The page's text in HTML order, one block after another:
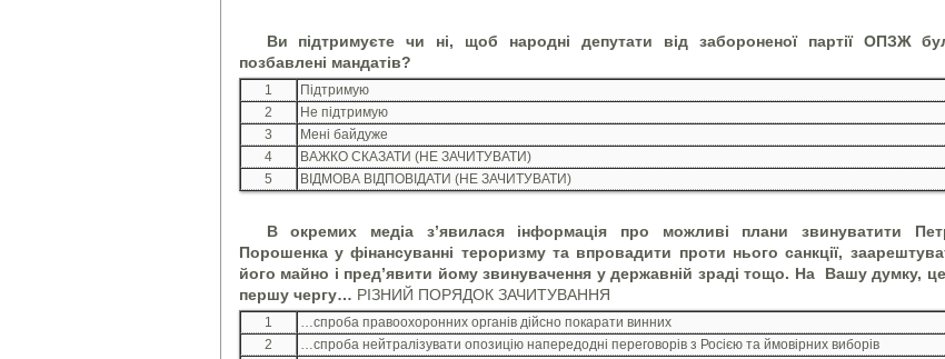
Ви підтримуєте чи ні, щоб народні депутати від забороненої партії ОПЗЖ
позбавлені мандатів?
1
Підтримую
2
Не підтримую
3
Мені байдуже
4
ВАЖКО СКАЗАТИ (НЕ ЗАЧИТУВАТИ)
5
ВІДМОВА ВІДПОВІДАТИ (НЕ ЗАЧИТУВАТИ)
В окремих медіа з’явилася інформація про можливі плани звинуватити
Порошенка у фінансуванні тероризму та впровадити проти нього санкції,
його майно і пред’явити йому звинувачення у державній зраді тощо. На Вашу думку,
першу чергу… РІЗНИЙ ПОРЯДОК ЗАЧИТУВАННЯ
1
…спроба правоохоронних органів дійсно покарати винних
2
…спроба нейтралізувати опозицію напередодні переговорів з Росією та ймовірних виборів